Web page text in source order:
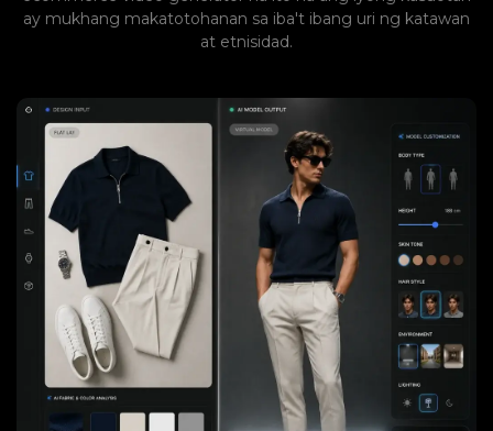
ay mukhang makatotohanan sa iba't ibang uri ng katawan
at etnisidad.